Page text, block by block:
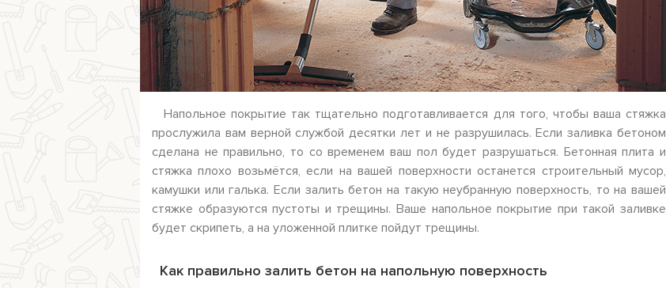
Напольное покрытие так тщательно подготавливается для того, чтобы ваша стяжка
прослужила вам верной службой десятки лет и не разрушилась. Если заливка бетоном
сделана не правильно, то со временем ваш пол будет разрушаться. Бетонная плита и
стяжка плохо возьмётся, если на вашей поверхности останется строительный мусор,
камушки или галька. Если залить бетон на такую неубранную поверхность, то на вашей
стяжке образуются пустоты и трещины. Ваше напольное покрытие при такой заливке
будет скрипеть, а на уложенной плитке пойдут трещины.
Как правильно залить бетон на напольную поверхность